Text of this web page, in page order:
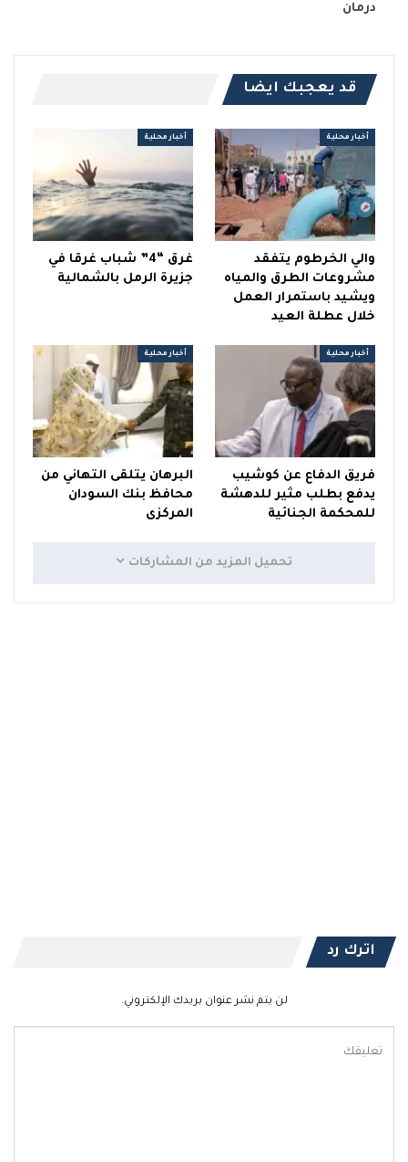
درمان
قد يعجبك ايضا
أخبار محلية
والي الخرطوم يتفقد
مشروعات الطرق والمياه
ويشيد باستمرار العمل
خلال عطلة العيد
أخبار محلية
غرق “4” شباب غرقا في
جزيرة الرمل بالشمالية
أخبار محلية
فريق الدفاع عن كوشيب
يدفع بطلب مثير للدهشة
للمحكمة الجنائية
أخبار محلية
البرهان يتلقى التهاني من
محافظ بنك السودان
المركزى
تحميل المزيد من المشاركات
اترك رد
لن يتم نشر عنوان بريدك الإلكتروني.